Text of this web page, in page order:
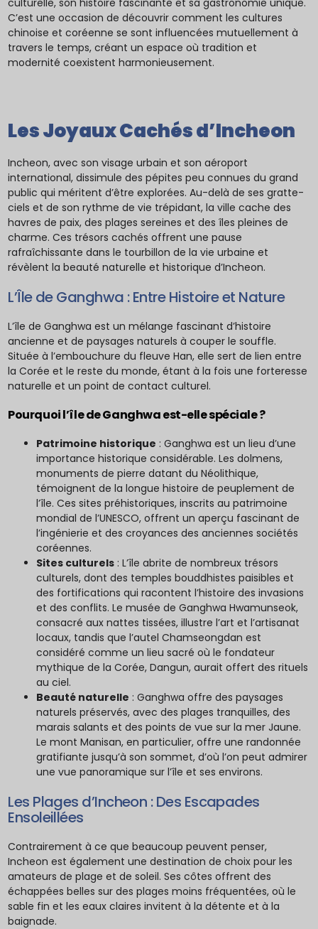
C’est une occasion de découvrir comment les cultures
chinoise et coréenne se sont influencées mutuellement à
travers le temps, créant un espace où tradition et
modernité coexistent harmonieusement.
Les Joyaux Cachés d’Incheon
Incheon, avec son visage urbain et son aéroport
international, dissimule des pépites peu connues du grand
public qui méritent d’être explorées. Au-delà de ses gratte-
ciels et de son rythme de vie trépidant, la ville cache des
havres de paix, des plages sereines et des îles pleines de
charme. Ces trésors cachés offrent une pause
rafraîchissante dans le tourbillon de la vie urbaine et
révèlent la beauté naturelle et historique d’Incheon.
L’Île de Ganghwa : Entre Histoire et Nature
L’île de Ganghwa est un mélange fascinant d’histoire
ancienne et de paysages naturels à couper le souffle.
Située à l’embouchure du fleuve Han, elle sert de lien entre
la Corée et le reste du monde, étant à la fois une forteresse
naturelle et un point de contact culturel.
Pourquoi l’île de Ganghwa est-elle spéciale ?
Patrimoine historique : Ganghwa est un lieu d’une
importance historique considérable. Les dolmens,
monuments de pierre datant du Néolithique,
témoignent de la longue histoire de peuplement de
l’île. Ces sites préhistoriques, inscrits au patrimoine
mondial de l’UNESCO, offrent un aperçu fascinant de
l’ingénierie et des croyances des anciennes sociétés
coréennes.
Sites culturels : L’île abrite de nombreux trésors
culturels, dont des temples bouddhistes paisibles et
des fortifications qui racontent l’histoire des invasions
et des conflits. Le musée de Ganghwa Hwamunseok,
consacré aux nattes tissées, illustre l’art et l’artisanat
locaux, tandis que l’autel Chamseongdan est
considéré comme un lieu sacré où le fondateur
mythique de la Corée, Dangun, aurait offert des rituels
au ciel.
Beauté naturelle : Ganghwa offre des paysages
naturels préservés, avec des plages tranquilles, des
marais salants et des points de vue sur la mer Jaune.
Le mont Manisan, en particulier, offre une randonnée
gratifiante jusqu’à son sommet, d’où l’on peut admirer
une vue panoramique sur l’île et ses environs.
Les Plages d’Incheon : Des Escapades
Ensoleillées
Contrairement à ce que beaucoup peuvent penser,
Incheon est également une destination de choix pour les
amateurs de plage et de soleil. Ses côtes offrent des
échappées belles sur des plages moins fréquentées, où le
sable fin et les eaux claires invitent à la détente et à la
baignade.